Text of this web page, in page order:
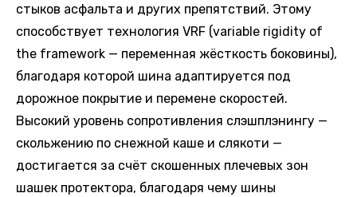
стыков асфальта и других препятствий. Этому
способствует технология VRF (variable rigidity of
the framework — переменная жёсткость боковины),
благодаря которой шина адаптируется под
дорожное покрытие и перемене скоростей.
Высокий уровень сопротивления слэшплэнингу —
скольжению по снежной каше и слякоти —
достигается за счёт скошенных плечевых зон
шашек протектора, благодаря чему шины